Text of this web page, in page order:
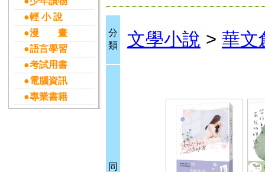
●輕 小 說
●漫 畫
●語言學習
●考試用書
●電腦資訊
●專業書籍
分
類
文學小說 > 華文
同